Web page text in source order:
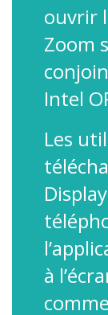
ouvrir
Zoom
Intel
Les
à